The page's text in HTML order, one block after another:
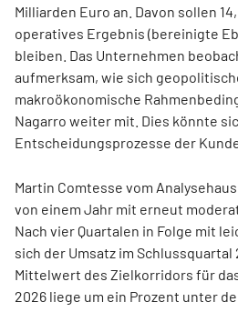
Milliarden Euro an. Davon sollen
operatives Ergebnis (bereinigte
bleiben. Das Unternehmen
aufmerksam, wie sich
makroökonomische
Nagarro weiter mit. Dies könnte
Entscheidungsprozesse der
Martin Comtesse vom
von einem Jahr mit erneut
Nach vier Quartalen in Folge mit
sich der Umsatz im
Mittelwert des Zielkorridors für
2026 liege um ein Prozent unter